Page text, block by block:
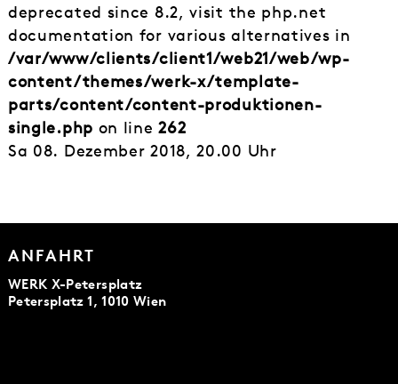
deprecated since 8.2, visit the php.net
documentation for various alternatives in
/var/www/clients/client1/web21/web/wp-
content/themes/werk-x/template-
parts/content/content-produktionen-
single.php on line262
Sa 08. Dezember 2018, 20.00 Uhr
ANFAHRT
WERK X-Petersplatz
Petersplatz 1, 1010 Wien